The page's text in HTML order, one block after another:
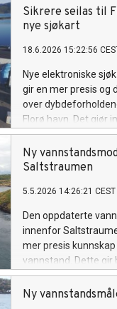
det store
Sikrere seilas til
nye sjøkart
18.6.2026 15:22:56
Nye elektroniske
gir en mer presis og
over
Florø havn. Det gjør
for sjøtrafikken.
Ny
Saltstraumen
5.5.2026 14:26:21 CEST
Den oppdaterte
innenfor
mer presis
vannstand. Dette gir
viktig for
kystsonen.
Ny